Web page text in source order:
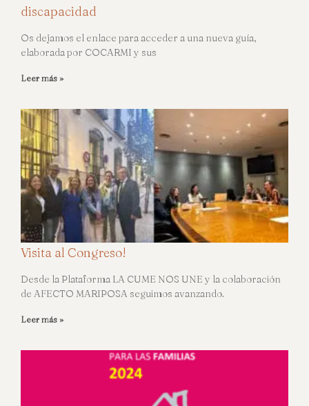
discapacidad
Os dejamos el enlace para acceder a una nueva guía,
elaborada por COCARMI y sus
Leer más »
Visita al Congreso!
Desde la Plataforma LA CUME NOS UNE y la colaboración
de AFECTO MARIPOSA seguimos avanzando.
Leer más »